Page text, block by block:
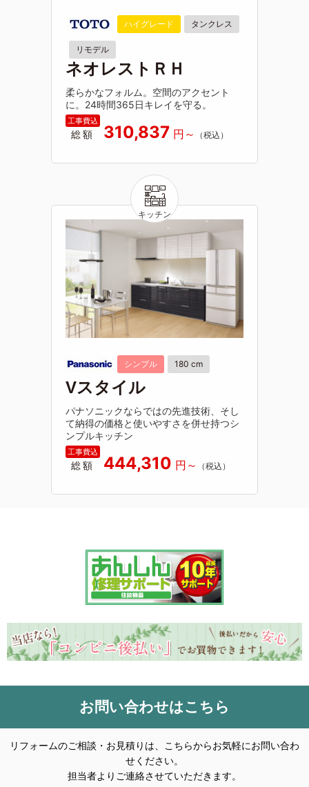
ハイグレード タンクレス
リモデル
ネオレストＲＨ
柔らかなフォルム。空間のアクセント
に。24時間365日キレイを守る。
総額 310,837
シンプル 180 cm
Vスタイル
パナソニックならではの先進技術、そし
て納得の価格と使いやすさを併せ持つシ
ンプルキッチン
総額 444,310
お問い合わせはこちら
リフォームのご相談・お見積りは、こちらからお気軽にお問い合わ
せください。
担当者よりご連絡させていただきます。